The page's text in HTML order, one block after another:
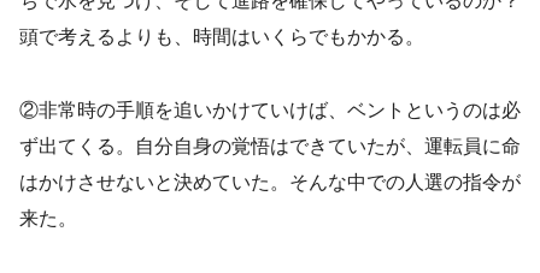
頭で考えるよりも、時間はいくらでもかかる。
②非常時の手順を追いかけていけば、ベントというのは必
ず出てくる。自分自身の覚悟はできていたが、運転員に命
はかけさせないと決めていた。そんな中での人選の指令が
来た。